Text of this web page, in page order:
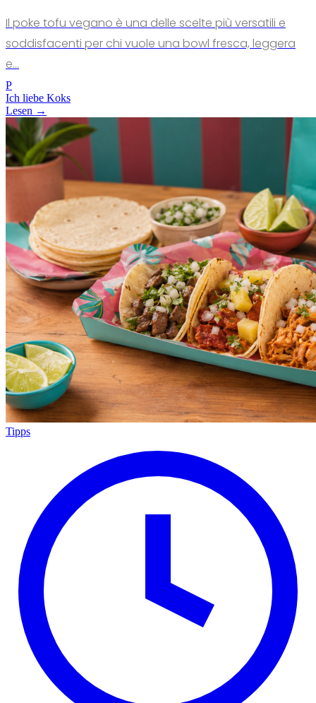
Il poke tofu vegano è una delle scelte più versatili e
soddisfacenti per chi vuole una bowl fresca, leggera
e...
P
Ich liebe Koks
Lesen →
Tipps